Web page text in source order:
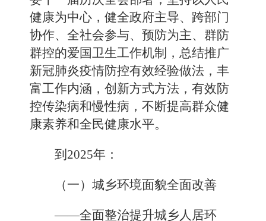
健康为中心，健全政府主导、跨部门
协作、全社会参与、预防为主、群防
群控的爱国卫生工作机制，总结推广
新冠肺炎疫情防控有效经验做法，丰
富工作内涵，创新方式方法，有效防
控传染病和慢性病，不断提高群众健
康素养和全民健康水平。
到2025年：
（一）城乡环境面貌全面改善
——全面整治提升城乡人居环